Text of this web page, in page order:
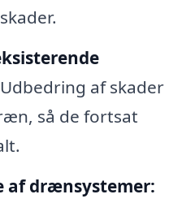
Udbedring af skader
så de fortsat
af drænsystemer: